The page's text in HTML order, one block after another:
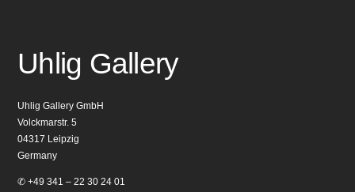
Uhlig Gallery
Uhlig Gallery GmbH
Volckmarstr. 5
04317 Leipzig
Germany
✆ +49 341 – 22 30 24 01